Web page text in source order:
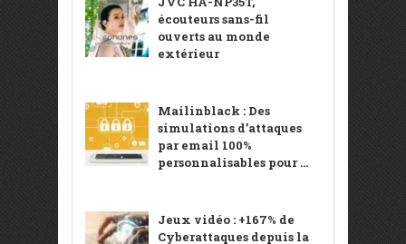
écouteurs sans-fil
ouverts au monde
extérieur
Mailinblack : Des
simulations d’attaques
par email 100%
personnalisables pour ...
Jeux vidéo : +167% de
Cyberattaques depuis la